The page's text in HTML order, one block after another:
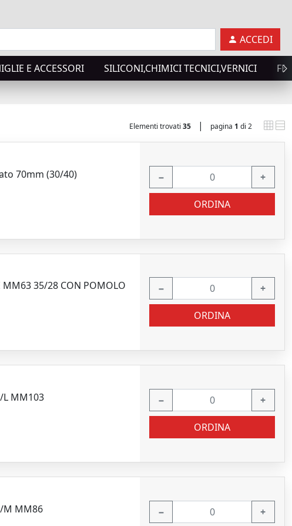
ACCEDI
E ACCESSORI SILICONI,CHIMICI TECNICI,VERNICI
Elementi trovati 35 | pagina 1 di 2
70mm (30/40) − +
ORDINA
MM63 35/28 CON POMOLO − +
ORDINA
L MM103 − +
ORDINA
M MM86 − +